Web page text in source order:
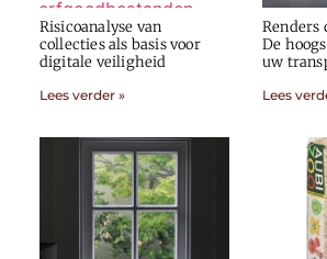
Risicoanalyse van
collecties als basis voor
digitale veiligheid
Lees verder »
Renders
De
uw
Lees